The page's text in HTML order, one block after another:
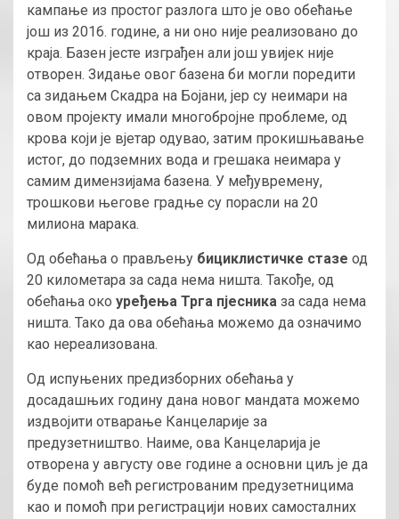
кампање из простог разлога што је ово обећање
још из 2016. године, а ни оно није реализовано до
краја. Базен јесте изграђен али још увијек није
отворен. Зидање овог базена би могли поредити
са зидањем Скадра на Бојани, јер су неимари на
овом пројекту имали многобројне проблеме, од
крова који је вјетар одувао, затим прокишњавање
истог, до подземних вода и грешака неимара у
самим димензијама базена. У међувремену,
трошкови његове градње су порасли на 20
милиона марака.
Од обећања о прављењу бициклистичке стазе од
20 километара за сада нема ништа. Такође, од
обећања око уређења Трга пјесника за сада нема
ништа. Тако да ова обећања можемо да означимо
као нереализована.
Од испуњених предизборних обећања у
досадашњих годину дана новог мандата можемо
издвојити отварање Канцеларије за
предузетништво. Наиме, ова Канцеларија је
отворена у августу ове године а основни циљ је да
буде помоћ већ регистрованим предузетницима
као и помоћ при регистрацији нових самосталних